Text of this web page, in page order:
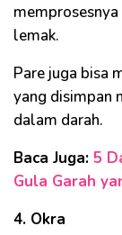
lemak.
Pare juga bisa
yang disimpan
dalam darah.
Baca Juga: 5
Gula Garah
4. Okra